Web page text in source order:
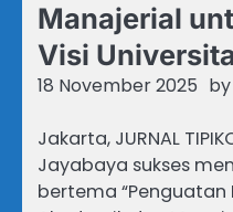
Manajerial
Visi
18 November 2025 by
Jakarta, JURNAL
Jayabaya sukses
bertema